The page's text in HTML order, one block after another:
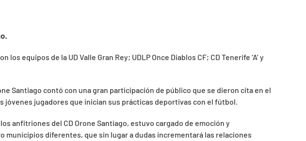
equipos de la UD Valle Gran Rey; UDLP Once Diablos CF; CD Tenerife ‘A’ y
Santiago contó con una gran participación de público que se dieron cita en el
jóvenes jugadores que inician sus prácticas deportivas con el fútbol.
anfitriones del CD Orone Santiago, estuvo cargado de emoción y
diferentes, que sin lugar a dudas incrementará las relaciones